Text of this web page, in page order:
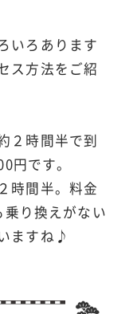
いろあります
ス方法をご紹
２時間半で到
円です。
時間半。料金
り換えがない
ますね♪